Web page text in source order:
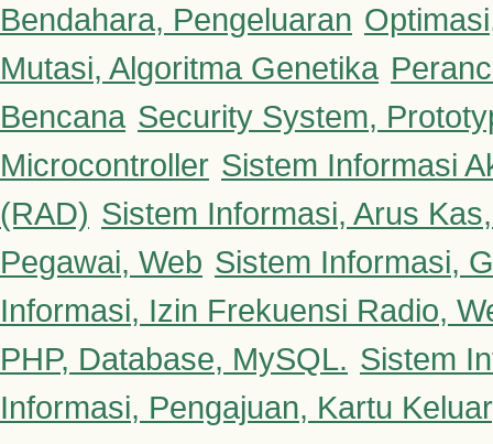
Bendahara, Pengeluaran
Mutasi, Algoritma Genetika
Bencana Security System,
Microcontroller Sistem Informasi
(RAD) Sistem Informasi, Arus
Pegawai, Web Sistem Informasi,
Informasi, Izin Frekuensi Radio,
PHP, Database, MySQL. Sistem
Informasi, Pengajuan, Kartu